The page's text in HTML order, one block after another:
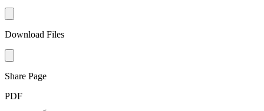
Download Files
Share Page
PDF